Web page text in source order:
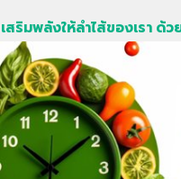
เสริมพลังให้ลำไส้ของเรา ด้